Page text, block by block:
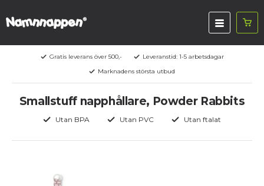
Gratis leverans över 500,-
Leveranstid: 1-5 arbetsdagar
Marknadens största utbud
Smallstuff napphållare, Powder Rabbits
Utan BPA Utan PVC Utan ftalat